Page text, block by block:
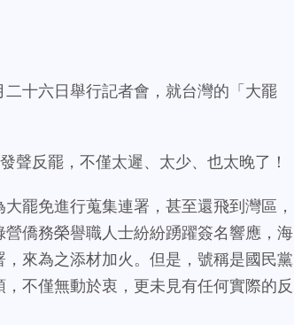
十六日舉行記者會，就台灣的「大罷
聲反罷，不僅太遲、太少、也太晚了！
罷免進行蒐集連署，甚至還飛到灣區，
僑務榮譽職人士紛紛踴躍簽名響應，海
來為之添材加火。但是，號稱是國民黨
不僅無動於衷，更未見有任何實際的反